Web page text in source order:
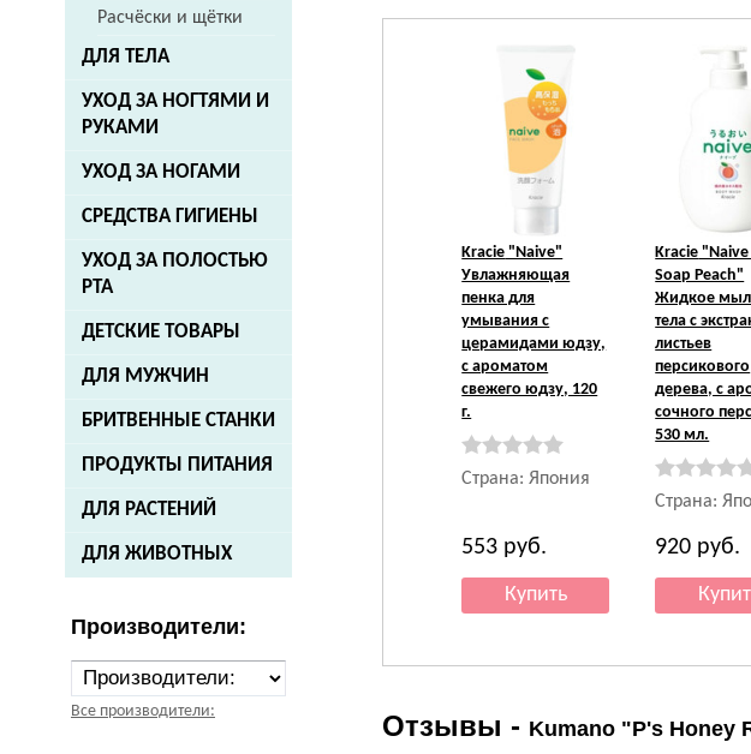
Расчёски и щётки
ДЛЯ ТЕЛА
УХОД ЗА НОГТЯМИ И
РУКАМИ
УХОД ЗА НОГАМИ
СРЕДСТВА ГИГИЕНЫ
УХОД ЗА ПОЛОСТЬЮ
РТА
ДЕТСКИЕ ТОВАРЫ
ДЛЯ МУЖЧИН
БРИТВЕННЫЕ СТАНКИ
ПРОДУКТЫ ПИТАНИЯ
ДЛЯ РАСТЕНИЙ
ДЛЯ ЖИВОТНЫХ
Производители:
Все производители:
Kracie "Naive"
Увлажняющая
пенка для
умывания с
церамидами юдзу,
с ароматом
свежего юдзу, 120
г.
Страна: Япония
553 руб.
Kracie
Soap Peach"
Жидкое
тела с
листьев
персикового
дерева, с
сочного
530 мл.
Страна:
920 руб.
Отзывы - Kumano "P's Honey